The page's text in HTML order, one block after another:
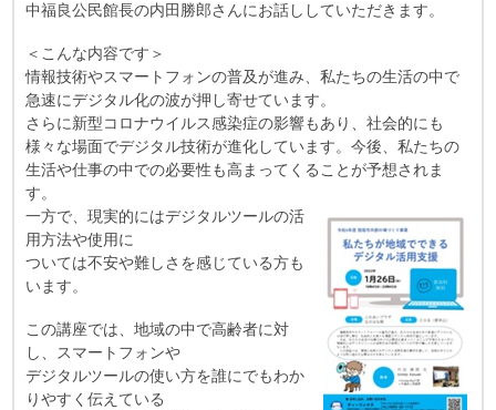
中福良公民館長の内田勝郎さんにお話ししていただきます。
＜こんな内容です＞
情報技術やスマートフォンの普及が進み、私たちの生活の中で
急速にデジタル化の波が押し寄せています。
さらに新型コロナウイルス感染症の影響もあり、社会的にも
様々な場面でデジタル技術が進化しています。今後、私たちの
生活や仕事の中での必要性も高まってくることが予想されま
す。
一方で、現実的にはデジタルツールの活
用方法や使用に
ついては不安や難しさを感じている方も
います。
この講座では、地域の中で高齢者に対
し、スマートフォンや
デジタルツールの使い方を誰にでもわか
りやすく伝えている